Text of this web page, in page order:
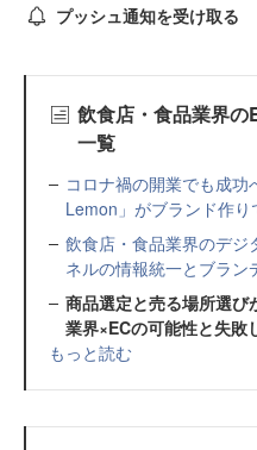
プッシュ通知を受け取る
飲食店・食品業界
一覧
コロナ禍の開業でも成
Lemon」がブランド作り
飲食店・食品業界のデ
ネルの情報統一とブラン
商品選定と売る場所選
業界×ECの可能性と失敗
もっと読む